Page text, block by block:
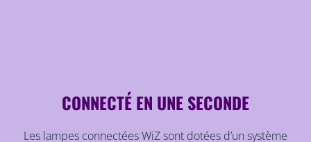
CONNECTÉ EN UNE SECONDE
Les lampes connectées WiZ sont dotées d’un système